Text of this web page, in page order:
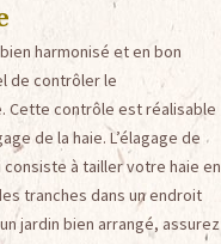
harmonisé et en bon
de contrôler le
Cette contrôle est réalisable
de la haie. L’élagage de
à tailler votre haie en
tranches dans un endroit
jardin bien arrangé, assurez